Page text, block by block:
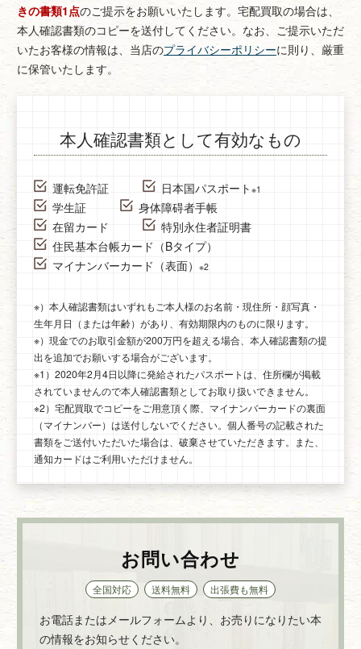
きの書類1点のご提示をお願いいたします。 宅配買取の場合は、
本人確認書類のコピーを送付してください。 なお、ご提示いただ
いたお客様の情報は、当店のプライバシーポリシーに則り、厳重
に保管いたします。
本人確認書類として有効なもの
運転免許証 日本国パスポート ※1
学生証
身体障碍者手帳
在留カード
特別永住者証明書
住民基本台帳カード（Bタイプ）
マイナンバーカード（表面） ※2
※）本人確認書類はいずれもご本人様のお名前・現住所・顔写真・
生年月日（または年齢）があり、有効期限内のものに限ります。
※）現金でのお取引金額が200万円を超える場合、本人確認書類の提
出を追加でお願いする場合がございます。
※1）2020年2月4日以降に発給されたパスポートは、住所欄が掲載
されていませんので本人確認書類としてお取り扱いできません。
※2）宅配買取でコピーをご用意頂く際、マイナンバーカードの裏面
（マイナンバー）は送付しないでください。個人番号の記載された
書類をご送付いただいた場合は、破棄させていただきます。また、
通知カードはご利用いただけません。
お問い合わせ
全国対応 送料無料 出張費も無料
お電話またはメールフォームより、お売りになりたい本
の情報をお知らせください。